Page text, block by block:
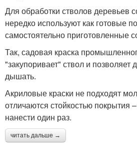
Для обработки стволов деревьев
нередко используют как готовые
самостоятельно приготовленные
Так, садовая краска
"закупоривает" ствол и позволяет
дышать.
Акриловые краски не подходят
отличаются стойкостью покрытия
нанести один раз.
читать дальше →